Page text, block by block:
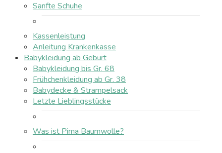
Sanfte Schuhe
Kassenleistung
Anleitung Krankenkasse
Babykleidung ab Geburt
Babykleidung bis Gr. 68
Frühchenkleidung ab Gr. 38
Babydecke & Strampelsack
Letzte Lieblingsstücke
Was ist Pima Baumwolle?